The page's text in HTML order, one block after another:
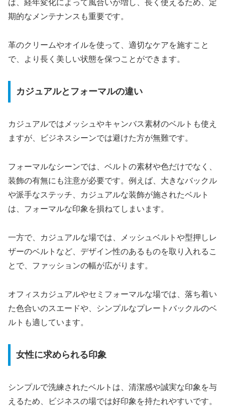
は、経年変化によって風合いが増し、長く使えるため、定
期的なメンテナンスも重要です。
革のクリームやオイルを使って、適切なケアを施すこと
で、より長く美しい状態を保つことができます。
カジュアルとフォーマルの違い
カジュアルではメッシュやキャンバス素材のベルトも使え
ますが、ビジネスシーンでは避けた方が無難です。
フォーマルなシーンでは、ベルトの素材や色だけでなく、
装飾の有無にも注意が必要です。例えば、大きなバックル
や派手なステッチ、カジュアルな装飾が施されたベルト
は、フォーマルな印象を損ねてしまいます。
一方で、カジュアルな場では、メッシュベルトや型押しレ
ザーのベルトなど、デザイン性のあるものを取り入れるこ
とで、ファッションの幅が広がります。
オフィスカジュアルやセミフォーマルな場では、落ち着い
た色合いのスエードや、シンプルなプレートバックルのベ
ルトも適しています。
女性に求められる印象
シンプルで洗練されたベルトは、清潔感や誠実な印象を与
えるため、ビジネスの場では好印象を持たれやすいです。